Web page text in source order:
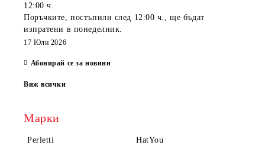
12:00 ч.
Поръчките, постъпили след 12:00 ч.
, ще бъдат
изпратени в понеделник
17 Юли 2026
Абонирай се за новини
Виж всички
Марки
Perletti HatYou